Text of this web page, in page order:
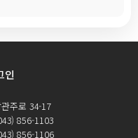
인
주로 34-17
856-1103
856-1106